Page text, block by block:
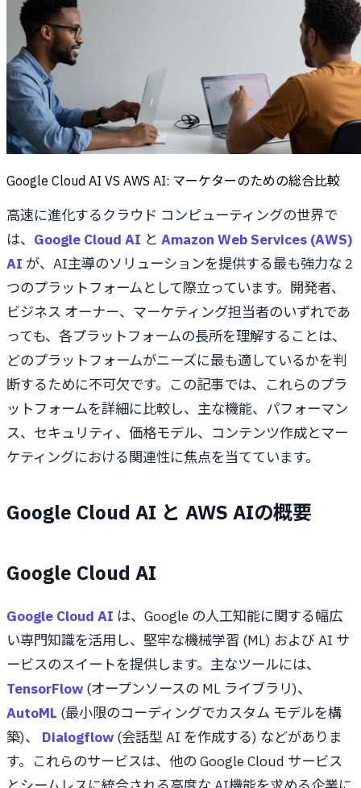
Google Cloud AI VS AWS AI: マーケターのための総合比較
高速に進化するクラウド コンピューティングの世界で
は、 Google Cloud AI と Amazon Web Services (AWS)
AI が、AI主導のソリューションを提供する最も強力な 2
つのプラットフォームとして際立っています。開発者、
ビジネス オーナー、マーケティング担当者のいずれであ
っても、各プラットフォームの長所を理解することは、
どのプラットフォームがニーズに最も適しているかを判
断するために不可欠です。この記事では、これらのプラ
ットフォームを詳細に比較し、主な機能、パフォーマン
ス、セキュリティ、価格モデル、コンテンツ作成とマー
ケティングにおける関連性に焦点を当てています。
Google Cloud AI と AWS AIの概要
Google Cloud AI
Google Cloud AI は、Google の人工知能に関する幅広
い専門知識を活用し、堅牢な機械学習 (ML) および AI サ
ービスのスイートを提供します。主なツールには、
TensorFlow (オープンソースの ML ライブラリ)、
AutoML (最小限のコーディングでカスタム モデルを構
築)、 Dialogflow (会話型 AI を作成する) などがありま
す。これらのサービスは、他の Google Cloud サービス